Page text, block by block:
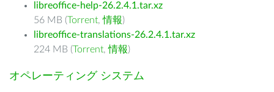
libreoffice-help-26.2.4.1.tar.xz
56 MB (Torrent,情報)
libreoffice-translations-26.2.4.1.tar.xz
224 MB (Torrent,情報)
オペレーティング システム